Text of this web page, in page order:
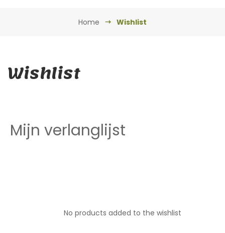
Home Wishlist
Wishlist
Mijn verlanglijst
No products added to the wishlist